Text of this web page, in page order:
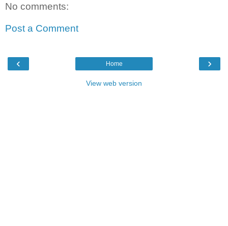
No comments:
Post a Comment
‹ ›
Home
View web version